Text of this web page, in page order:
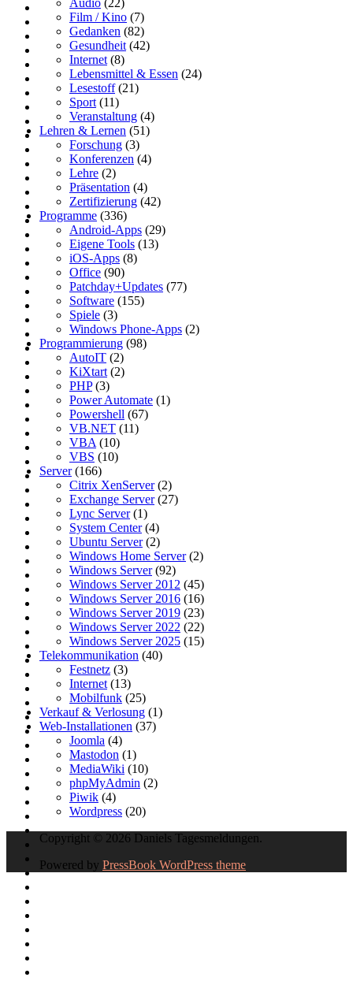
Film / Kino (7)
Gedanken (82)
Gesundheit (42)
Internet (8)
Lebensmittel & Essen (24)
Lesestoff(21)
Sport (11)
Veranstaltung (4)
Lehren & Lernen (51)
Forschung (3)
Konferenzen (4)
Lehre (2)
Präsentation (4)
Zertifizierung (42)
Programme (336)
Android-Apps (29)
Eigene Tools (13)
iOS-Apps (8)
Office (90)
Patchday+Updates (77)
Software (155)
Spiele (3)
Windows Phone-Apps (2)
Programmierung (98)
AutoIT (2)
KiXtart (2)
PHP(3)
Power Automate (1)
Powershell (67)
VB.NET (11)
VBA (10)
VBS (10)
Server(166)
Citrix XenServer(2)
Exchange Server(27)
Lync Server(1)
System Center(4)
Ubuntu Server(2)
Windows Home Server(2)
Windows Server(92)
Windows Server 2012 (45)
Windows Server 2016 (16)
Windows Server 2019 (23)
Windows Server 2022 (22)
Windows Server 2025 (15)
Telekommunikation (40)
Festnetz (3)
Internet (13)
Mobilfunk (25)
Verkauf & Verlosung (1)
Web-Installationen (37)
Joomla (4)
Mastodon (1)
MediaWiki (10)
phpMyAdmin (2)
Piwik (4)
Wordpress (20)
Copyright © 2026 Daniels Tagesmeldungen.
Powered by PressBook WordPress theme